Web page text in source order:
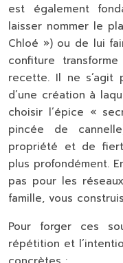
est également
laisser nommer le
Chloé ») ou de lui
confiture
recette. Il ne s’agit
d’une création à
choisir l’épice «
pincée de
propriété et de
plus profondément.
pas pour les
famille, vous
Pour forger ces
répétition et